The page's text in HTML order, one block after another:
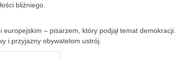
bliźniego.
– pisarzem, który podjął temat demokracji.
i przyjazny obywatelom ustrój.